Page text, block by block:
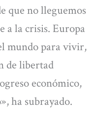
que no lleguemos
a la crisis. Europa
mundo para vivir,
de libertad
económico,
ha subrayado.